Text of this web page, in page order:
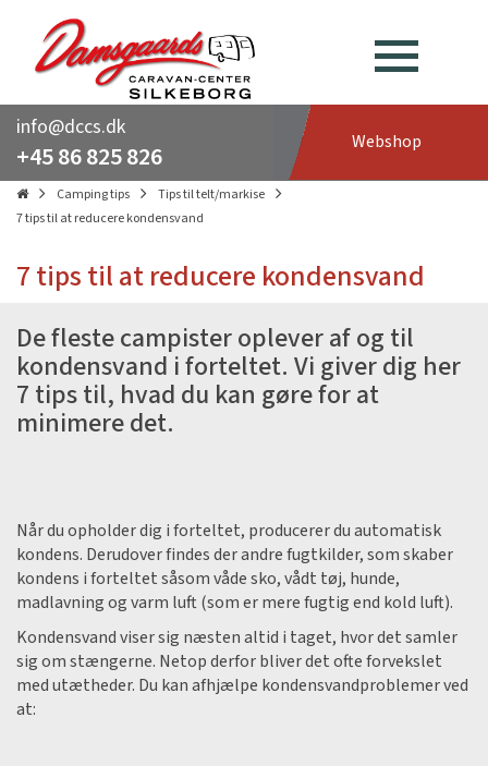
info@dccs.dk
+45 86 825 826 Webshop
Camping tips
Tips til telt/markise
7 tips til at reducere kondensvand
7 tips til at reducere kondensvand
De fleste campister oplever af og til
kondensvand i forteltet. Vi giver dig her
7 tips til, hvad du kan gøre for at
minimere det.
Når du opholder dig i forteltet, producerer du automatisk
kondens. Derudover findes der andre fugtkilder, som skaber
kondens i forteltet såsom våde sko, vådt tøj, hunde,
madlavning og varm luft (som er mere fugtig end kold luft).
Kondensvand viser sig næsten altid i taget, hvor det samler
sig om stængerne. Netop derfor bliver det ofte forvekslet
med utætheder. Du kan afhjælpe kondensvandproblemer ved
at: